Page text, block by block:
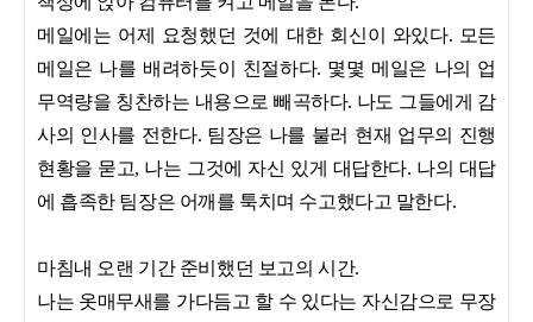
메일에는 어제 요청했던 것에 대한 회신이 와있다. 모든
메일은 나를 배려하듯이 친절하다. 몇몇 메일은 나의 업
무역량을 칭찬하는 내용으로 빼곡하다. 나도 그들에게 감
사의 인사를 전한다. 팀장은 나를 불러 현재 업무의 진행
현황을 묻고, 나는 그것에 자신 있게 대답한다. 나의 대답
에 흡족한 팀장은 어깨를 툭치며 수고했다고 말한다.
마침내 오랜 기간 준비했던 보고의 시간.
나는 옷매무새를 가다듬고 할 수 있다는 자신감으로 무장